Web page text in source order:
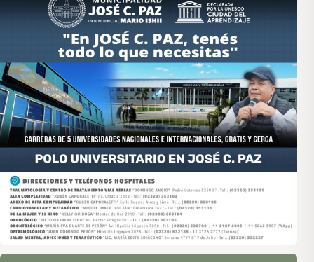
Asociación de Medios Vecinales